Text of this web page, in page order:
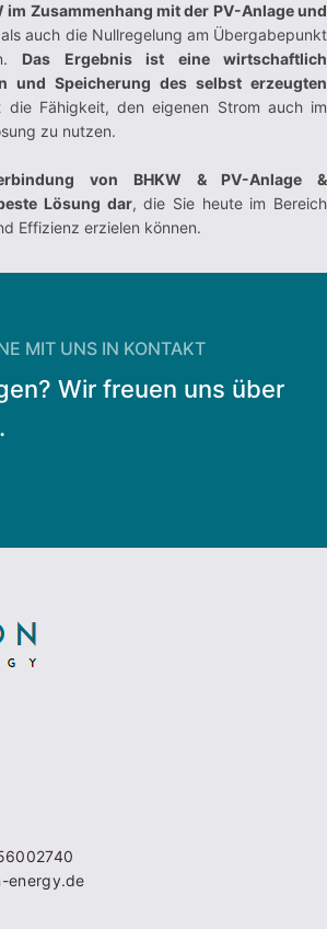
im Zusammenhang mit der PV-Anlage und
als auch die Nullregelung am Übergabepunkt
Das Ergebnis ist eine wirtschaftlich
und Speicherung des selbst erzeugten
die Fähigkeit, den eigenen Strom auch im
zu nutzen.
von BHKW & PV-Anlage &
Lösung dar, die Sie heute im Bereich
Effizienz erzielen können.
MIT UNS IN KONTAKT
Wir freuen uns über
energy.de